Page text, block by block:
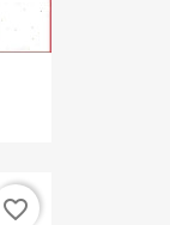
favorite_border